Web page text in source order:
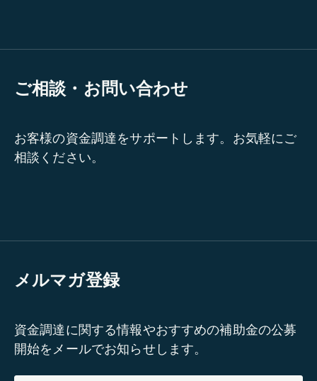
ご相談・お問い合わせ
お客様の資金調達をサポートします。お気軽にご
相談ください。
メルマガ登録
資金調達に関する情報やおすすめの補助金の公募
開始をメールでお知らせします。